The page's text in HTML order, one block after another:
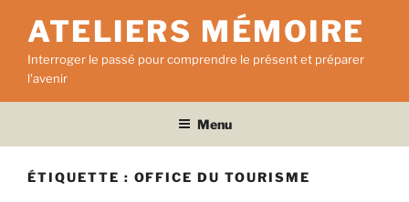
contenu
principal
ATELIERS MÉMOIRE
Interroger le passé pour comprendre le présent et préparer
l'avenir
Menu
ÉTIQUETTE : OFFICE DU TOURISME